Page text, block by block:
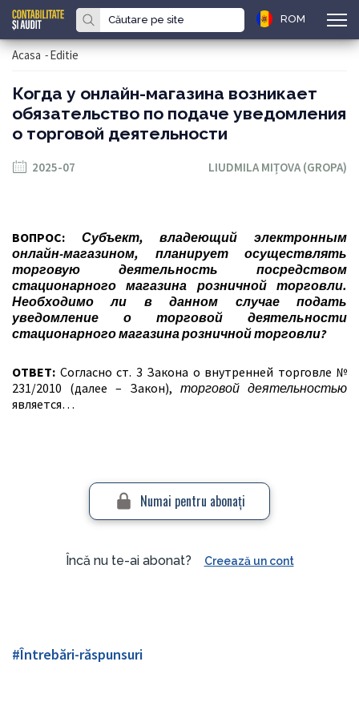
ROM
Acasa -Editie
Когда у онлайн-магазина возникает
обязательство по подаче уведомления
о торговой деятельности
2025-07 LIUDMILA MIȚOVA (GROPA)
ВОПРОС: Субъект, владеющий электронным
онлайн-магазином, планирует осуществлять
торговую деятельность посредством
стационарного магазина розничной торговли.
Необходимо ли в данном случае подать
уведомление о торговой деятельности
стационарного магазина розничной торговли?
ОТВЕТ: Согласно ст. 3 Закона о внутренней торговле №
231/2010 (далее – Закон), торговой деятельностью
является…
Numai pentru abonaţi
Încă nu te-ai abonat? Creează un cont
#Întrebări-răspunsuri